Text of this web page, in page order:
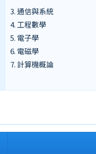
3. 通信與系統
4. 工程數學
5. 電子學
6. 電磁學
7. 計算機概論